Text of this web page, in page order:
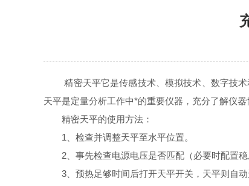
精密天平它是传感技术、模拟技术、数字技术
天平是定量分析工作中*的重要仪器，充分了解仪
精密天平的使用方法：
1、检查并调整天平至水平位置。
2、事先检查电源电压是否匹配（必要时配置稳
3、预热足够时间后打开天平开关，天平则自动